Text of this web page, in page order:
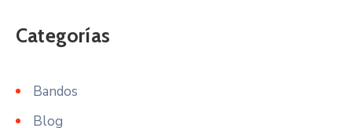
Categorías
Bandos
Blog